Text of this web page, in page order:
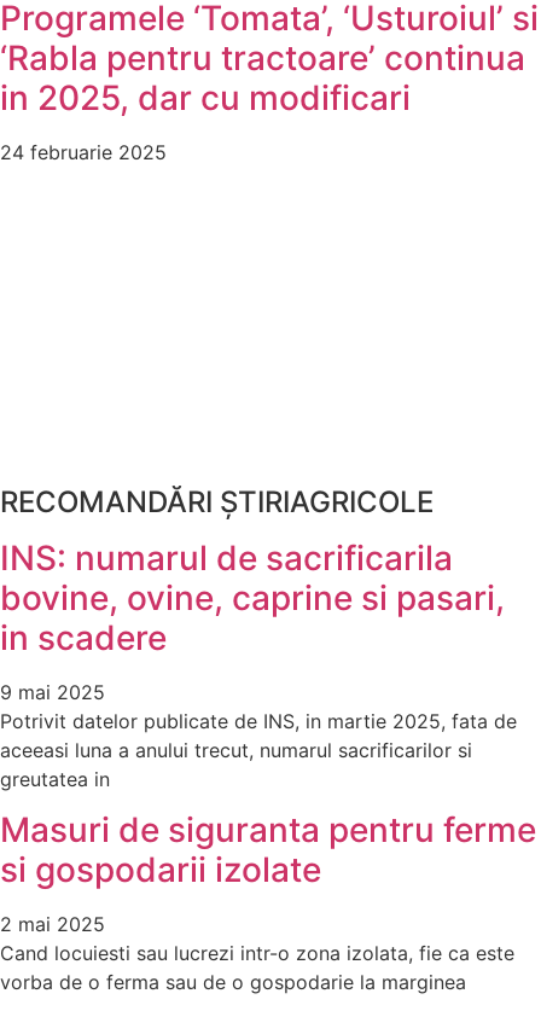
Programele ‘Tomata’, ‘Usturoiul’ si
‘Rabla pentru tractoare’ continua
in 2025, dar cu modificari
24 februarie 2025
RECOMANDĂRI ȘTIRIAGRICOLE
INS: numarul de sacrificarila
bovine, ovine, caprine si pasari,
in scadere
9 mai 2025
Potrivit datelor publicate de INS, in martie 2025, fata de
aceeasi luna a anului trecut, numarul sacrificarilor si
greutatea in
Masuri de siguranta pentru ferme
si gospodarii izolate
2 mai 2025
Cand locuiesti sau lucrezi intr-o zona izolata, fie ca este
vorba de o ferma sau de o gospodarie la marginea